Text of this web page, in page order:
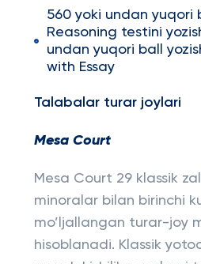
560 yoki undan yuqori
Reasoning testini
undan yuqori ball
with Essay
Talabalar turar joylari
Mesa Court
Mesa Court 29 klassik
minoralar bilan birinchi
mo’ljallangan turar-joy
hisoblanadi. Klassik